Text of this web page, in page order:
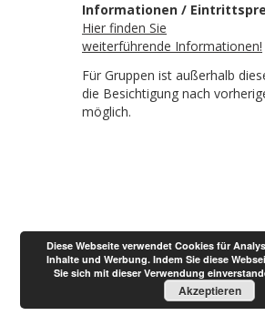
Informationen /
Hier finden Sie
weiterführende Informationen!
Für Gruppen ist außerhalb
die Besichtigung nach
möglich.
Diese Webseite verwendet Cookies für
Inhalte und Werbung. Indem Sie diese
Sie sich mit dieser Verwendung
Akzeptieren